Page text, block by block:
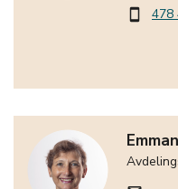
smartphone 478